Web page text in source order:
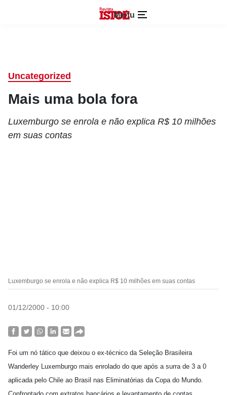
Menu
Uncategorized
Mais uma bola fora
Luxemburgo se enrola e não explica R$ 10 milhões
em suas contas
Luxemburgo se enrola e não explica R$ 10 milhões em suas contas
01/12/2000 - 10:00
Foi um nó tático que deixou o ex-técnico da Seleção Brasileira
Wanderley Luxemburgo mais enrolado do que após a surra de 3 a 0
aplicada pelo Chile ao Brasil nas Eliminatórias da Copa do Mundo.